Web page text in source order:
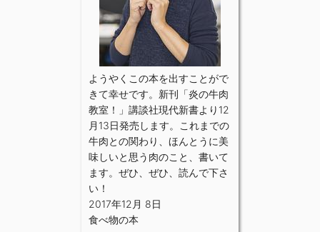
ようやくこの本を出すことがで
きて幸せです。新刊「炎の牛肉
教室！」講談社現代新書より12
月13日発売します。これまでの
牛肉との関わり、ほんとうに美
味しいと思う肉のこと、書いて
ます。ぜひ、ぜひ、読んで下さ
い！
2017年12月 8日
食べ物の本